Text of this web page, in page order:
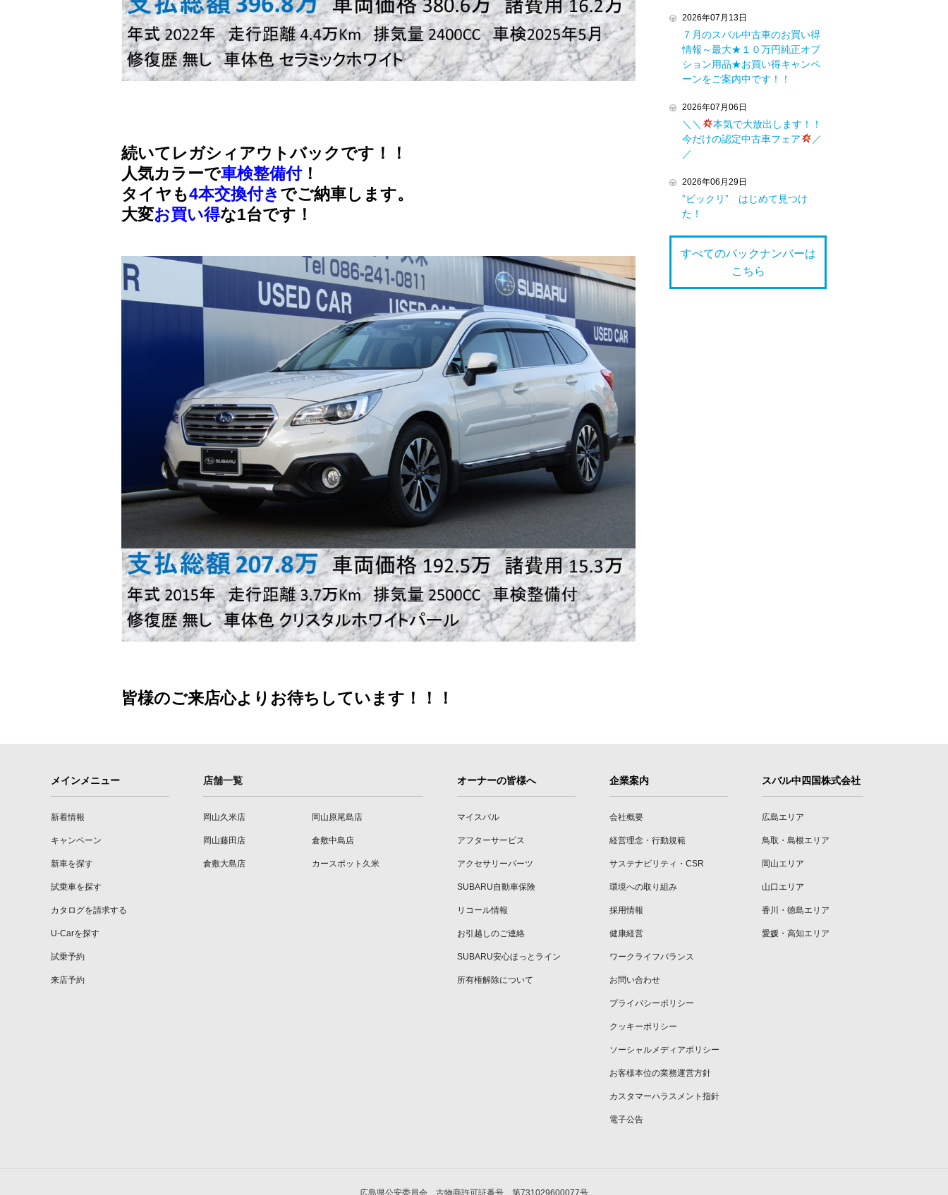
続いてレガシィアウトバックです！！
人気カラーで車検整備付！
タイヤも4本交換付き でご納車します。
大変お買い得な1台です！
皆様のご来店心よりお待ちしています！！！
2026年07月13日
７月のスバル中古車のお買い得
情報～最大★１０万円純正オプ
ション用品★お買い得キャンペ
ーンをご案内中です！！
2026年07月06日
＼＼
本気で大放出します！！
今だけの認定中古車フェア
／
／
2026年06月29日
”ビックリ” はじめて見つけ
た！
すべてのバックナンバーは
こちら
メインメニュー
新着情報
キャンペーン
新車を探す
試乗車を探す
カタログを請求する
U-Carを探す
試乗予約
来店予約
店舗一覧
岡山久米店 岡山原尾島店
岡山藤田店 倉敷中島店
倉敷大島店 カースポット久米
オーナーの皆様へ
マイスバル
アフターサービス
アクセサリーパーツ
SUBARU自動車保険
リコール情報
お引越しのご連絡
SUBARU安心ほっとライン
所有権解除について
企業案内
会社概要
経営理念・行動規範
サステナビリティ・CSR
環境への取り組み
採用情報
健康経営
ワークライフバランス
お問い合わせ
プライバシーポリシー
クッキーポリシー
ソーシャルメディアポリシー
お客様本位の業務運営方針
カスタマーハラスメント指針
電子公告
スバル中四国株式会社
広島エリア
鳥取・島根エリア
岡山エリア
山口エリア
香川・徳島エリア
愛媛・高知エリア
広島県公安委員会 古物商許可証番号 第731029600077号